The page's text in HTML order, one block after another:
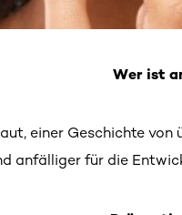
Wer ist
einer Geschichte
anfälliger für die